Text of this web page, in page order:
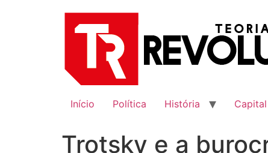
Início Política História
Trotsky e a